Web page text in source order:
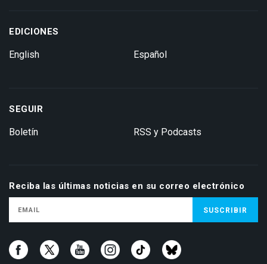
EDICIONES
English Español
SEGUIR
Boletín RSS y Podcasts
Reciba las últimas noticias en su correo electrónico